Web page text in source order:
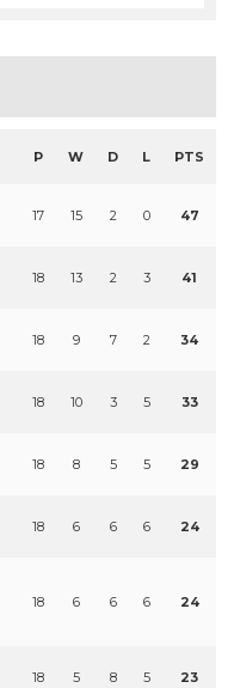
P W D L PTS
17 15 2 0 47
18 13 2 3 41
18 9 7 2 34
18 10 3 5 33
18 8 5 5 29
18 6 6 6 24
18 6 6 6 24
18 5 8 5 23